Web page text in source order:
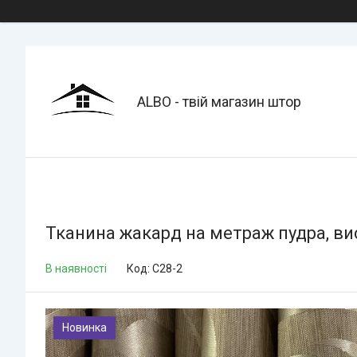
ALBO - твій магазин штор
Тканина жакард на метраж пудра,
В наявності Код: C28-2
Новинка